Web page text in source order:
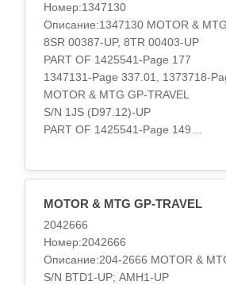
Номер:1347130
Описание:1347130 MOTOR & MTG
8SR 00387-UP, 8TR 00403-UP
PART OF 1425541-Page 177
1347131-Page 337.01, 1373718-
MOTOR & MTG GP-TRAVEL
S/N 1JS (D97.12)-UP
PART OF 1425541-Page 149
S/N 1YS1-UP
PART OF 114-1331, 164-9765
GP-TRAVEL
MOTOR & MTG GP-TRAVEL
2042666
Номер:2042666
Описание:204-2666 MOTOR &
S/N BTD1-UP; AMH1-UP